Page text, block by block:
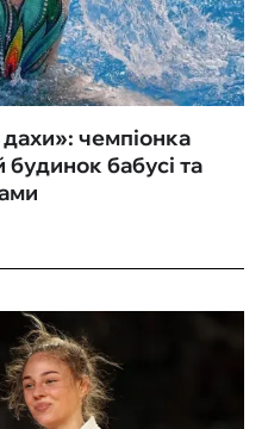
чемпіонка
будинок бабусі та